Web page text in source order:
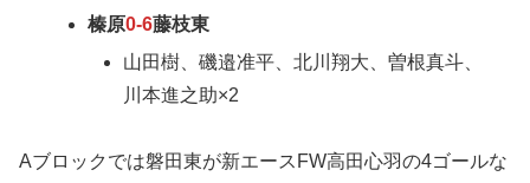
榛原0-6藤枝東
山田樹、磯邉准平、北川翔大、曽根真斗、
川本進之助×2
Aブロックでは磐田東が新エースFW高田心羽の4ゴールな